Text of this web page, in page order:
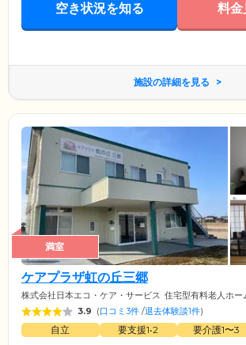
空き状況を知る 料金
施設の詳細を見る
満室
ケアプラザ虹の丘三郷
株式会社日本エコ・ケア・サービス 住宅型有料老人ホー
3.9 (口コミ3件 /退去体験談1件)
自立 要支援1•2 要介護1〜3